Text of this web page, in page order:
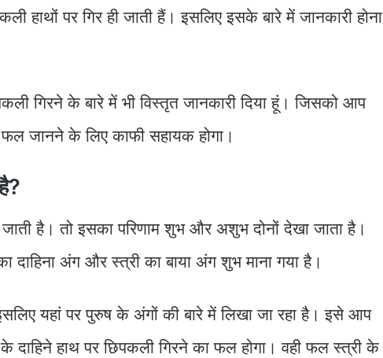
हाथों पर गिर ही जाती हैं। इसलिए इसके बारे में जानकारी होना
गिरने के बारे में भी विस्तृत जानकारी दिया हूं। जिसको आप
जानने के लिए काफी सहायक होगा।
है। तो इसका परिणाम शुभ और अशुभ दोनों देखा जाता है।
दाहिना अंग और स्त्री का बाया अंग शुभ माना गया है।
यहां पर पुरुष के अंगों की बारे में लिखा जा रहा है। इसे आप
हाथ पर छिपकली गिरने का फल होगा। वही फल स्त्री के